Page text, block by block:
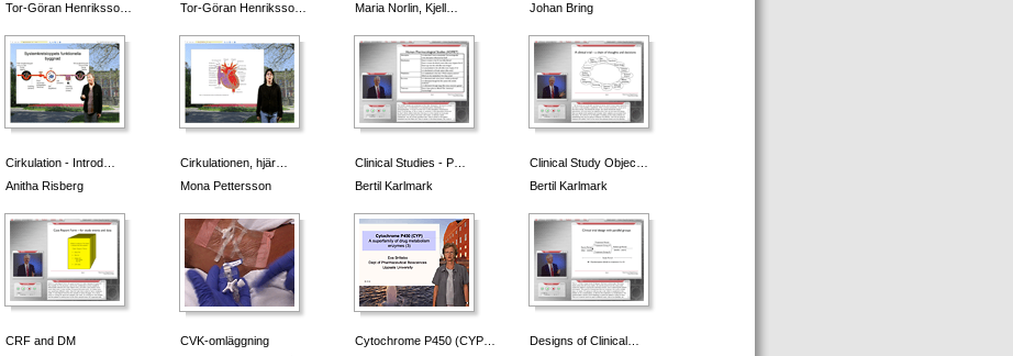
Tor-Göran Henriksso…
Tor-Göran Henriksso…
Maria Norlin, Kjell…
Johan Bring
Cirkulation - Introd…
Anitha Risberg
Cirkulationen, hjär…
Mona Pettersson
Clinical Studies - P…
Bertil Karlmark
Clinical Study Objec…
Bertil Karlmark
CRF and DM
CVK-omläggning
Cytochrome P450 (CYP…
Designs of Clinical…